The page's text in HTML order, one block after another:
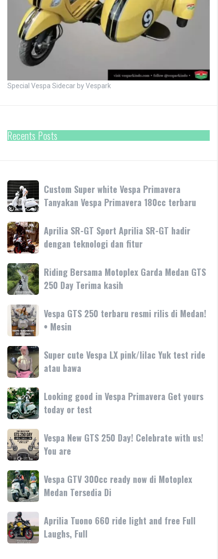
Special Vespa Sidecar by Vespark
Recents Posts
Custom
Super
white
Vespa
Primavera
Tanyakan
Vespa
Primavera
180cc
terbaru
Custom Super white Vespa Primavera
Tanyakan Vespa Primavera 180cc terbaru
Aprilia
SR-
GT
Sport
Aprilia
SR-
GT
hadir
dengan
teknologi
fitur
Aprilia SR-GT Sport Aprilia SR-GT hadir
dengan teknologi dan fitur
Riding
Bersama
Motoplex
Garda
Medan
GTS
250
Day
Terima
kasih
Riding Bersama Motoplex Garda Medan GTS
250 Day Terima kasih
Vespa
GTS
250
terbaru
resmi
rilis
di
Medan!
•
Mesin
Vespa GTS 250 terbaru resmi rilis di Medan!
• Mesin
Super
cute
Vespa
LX
pink/lilac
Yuk
test
ride
atau
bawa
Super cute Vespa LX pink/lilac Yuk test ride
atau bawa
Looking
good
in
Vespa
Primavera
Get
yours
today
or
test
Looking good in Vespa Primavera Get yours
today or test
Vespa
New
GTS
250
Day!
Celebrate
with
us!
You
are
Vespa New GTS 250 Day! Celebrate with us!
You are
Vespa
GTV
300cc
ready
now
di
Motoplex
Vespa GTV 300cc ready now di Motoplex
Medan Tersedia Di
Aprilia
Tuono
660
Aprilia Tuono 660 ride light and free Full
Laughs, Full